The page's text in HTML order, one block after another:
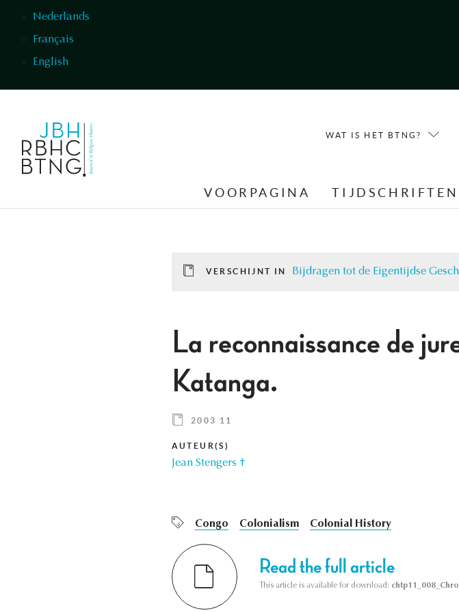
Nederlands
Français
English
WAT IS HET BTNG?
VOORPAGINA TIJDSCHRIFTEN
VERSCHIJNT IN Bijdragen tot de Eigentijdse
La reconnaissance de
Katanga.
2003 11
AUTEUR(S)
Jean Stengers †
Congo Colonialism Colonial History
Read the full article
This article is available for download: